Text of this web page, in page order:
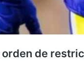
orden de